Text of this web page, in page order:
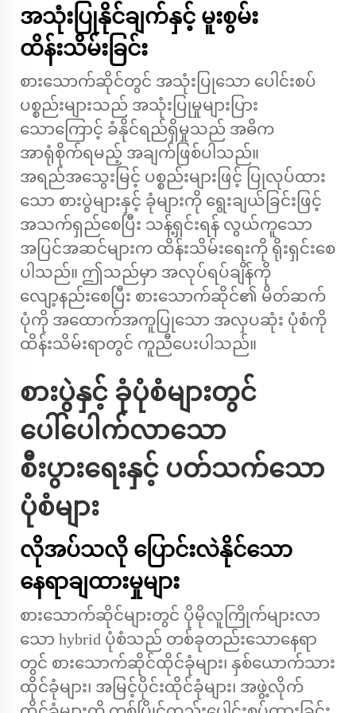
အသုံးပြုနိုင်ချက်နှင့် မူးစွမ်း
ထိန်းသိမ်းခြင်း
စားသောက်ဆိုင်တွင် အသုံးပြုသော ပေါင်းစပ်
ပစ္စည်းများသည် အသုံးပြုမှုများပြား
သောကြောင့် ခံနိုင်ရည်ရှိမှုသည် အဓိက
အာရုံစိုက်ရမည့် အချက်ဖြစ်ပါသည်။
အရည်အသွေးမြင့် ပစ္စည်းများဖြင့် ပြုလုပ်ထား
သော စားပွဲများနှင့် ခုံများကို ရွေးချယ်ခြင်းဖြင့်
အသက်ရှည်စေပြီး သန့်ရှင်းရန် လွယ်ကူသော
အပြင်အဆင်များက ထိန်းသိမ်းရေးကို ရိုးရှင်းစေ
ပါသည်။ ဤသည်မှာ အလုပ်ရပ်ချိန်ကို
လျော့နည်းစေပြီး စားသောက်ဆိုင်၏ မိတ်ဆက်
ပုံကို အထောက်အကူပြုသော အလှပဆုံး ပုံစံကို
ထိန်းသိမ်းရာတွင် ကူညီပေးပါသည်။
စားပွဲနှင့် ခုံပုံစံများတွင်
ပေါ်ပေါက်လာသော
စီးပွားရေးနှင့် ပတ်သက်သော
ပုံစံများ
လိုအပ်သလို ပြောင်းလဲနိုင်သော
နေရာချထားမှုများ
စားသောက်ဆိုင်များတွင် ပိုမိုလူကြိုက်များလာ
သော hybrid ပုံစံသည် တစ်ခုတည်းသောနေရာ
တွင် စားသောက်ဆိုင်ထိုင်ခုံများ၊ နှစ်ယောက်သား
ထိုင်ခုံများ၊ အမြင့်ပိုင်းထိုင်ခုံများ၊ အဖွဲ့လိုက်